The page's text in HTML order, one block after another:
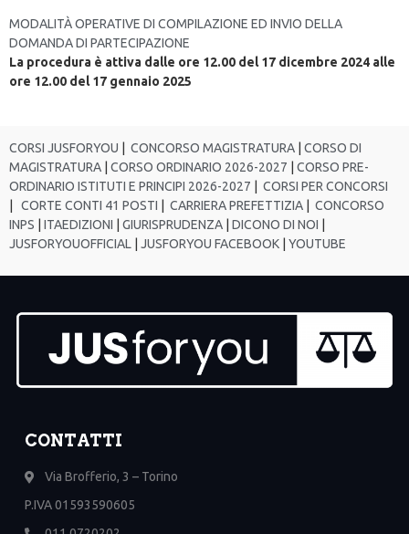
MODALITÀ OPERATIVE DI COMPILAZIONE ED INVIO DELLA
DOMANDA DI PARTECIPAZIONE
La procedura è attiva dalle ore 12.00 del 17 dicembre 2024 alle
ore 12.00 del 17 gennaio 2025
CORSI JUSFORYOU CONCORSO MAGISTRATURA
CORSO DI
MAGISTRATURA
CORSO ORDINARIO 2026-2027
CORSO PRE-
ORDINARIO ISTITUTI E PRINCIPI 2026-2027
CORSI PER CONCORSI
CORTE CONTI 41 POSTI CARRIERA PREFETTIZIA
CONCORSO
INPS
ITAEDIZIONI GIURISPRUDENZA DICONO DI NOI
JUSFORYOUOFFICIAL
JUSFORYOU FACEBOOK YOUTUBE
CONTATTI
Via Brofferio, 3 – Torino
P.IVA 01593590605